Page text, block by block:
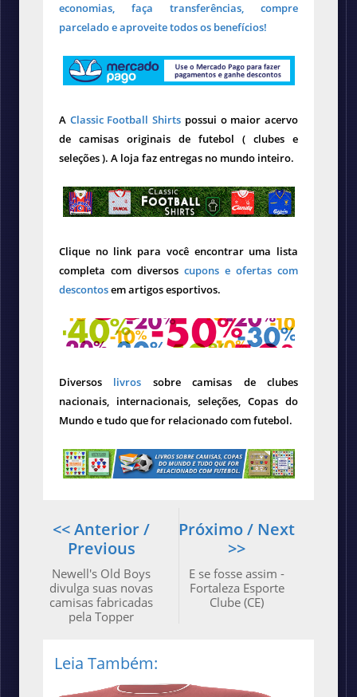
economias, faça transferências, compre
parcelado e aproveite todos os benefícios!
A Classic Football Shirts possui o maior acervo
de camisas originais de futebol ( clubes e
seleções ). A loja faz entregas no mundo inteiro.
Clique no link para você encontrar uma lista
completa com diversos cupons e ofertas com
descontosem artigos esportivos.
Diversos livros sobre camisas de clubes
nacionais, internacionais, seleções, Copas do
Mundo e tudo que for relacionado com futebol.
Próximo / Next
>>
E se fosse assim -
Fortaleza Esporte
Clube (CE)
<< Anterior /
Previous
Newell's Old Boys
divulga suas novas
camisas fabricadas
pela Topper
Leia Também: